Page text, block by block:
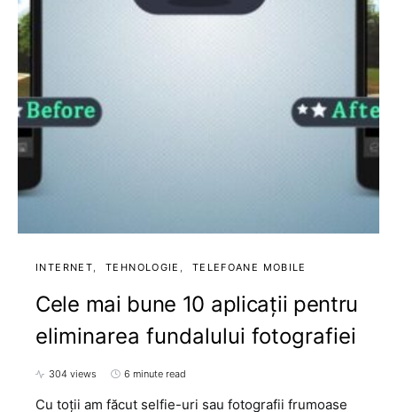
INTERNET TEHNOLOGIE TELEFOANE MOBILE
Cele mai bune 10 aplicații pentru
eliminarea fundalului fotografiei
304 views 6 minute read
Cu toții am făcut selfie-uri sau fotografii frumoase